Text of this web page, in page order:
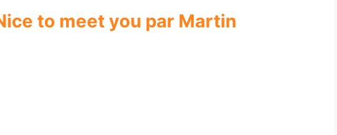
to meet you par Martin